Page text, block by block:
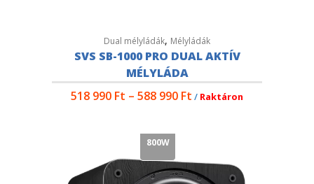
Dual mélyládák, Mélyládák
SVS SB-1000 PRO DUAL AKTÍV
MÉLYLÁDA
518 990 Ft – 588 990 Ft / Raktáron
800W